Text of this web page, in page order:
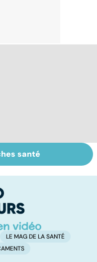
santé en
santé
LE MAG DE LA SANTÉ